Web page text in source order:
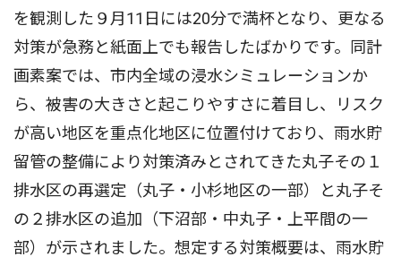
を観測した９月11日には20分で満杯となり、更なる
対策が急務と紙面上でも報告したばかりです。同計
画素案では、市内全域の浸水シミュレーションか
ら、被害の大きさと起こりやすさに着目し、リスク
が高い地区を重点化地区に位置付けており、雨水貯
留管の整備により対策済みとされてきた丸子その１
排水区の再選定（丸子・小杉地区の一部）と丸子そ
の２排水区の追加（下沼部・中丸子・上平間の一
部）が示されました。想定する対策概要は、雨水貯